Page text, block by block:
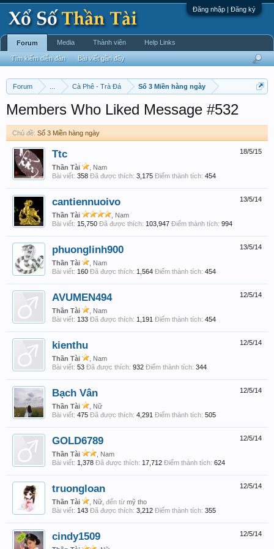
Đăng nhập | Đăng ký
Forum Cà Phê - Trà Đá Số 3 Miền hàng ngày
Members Who Liked Message #532
Chủ đề: Số 3 Miền hàng ngày
18/5/15
Ttc
Thần Tài
, Nam
Bài viết: 358 Đã được thích: 3,175 Điểm thành tích: 454
13/5/14
cantiennuoivo
Thần Tài
, Nam
Bài viết: 15,750 Đã được thích: 103,947 Điểm thành tích: 994
13/5/14
phuonglinh900
Thần Tài
, Nam
Bài viết: 160 Đã được thích: 1,564 Điểm thành tích: 454
12/5/14
AVUMEN494
Thần Tài
, Nam
Bài viết: 133 Đã được thích: 1,191 Điểm thành tích: 454
12/5/14
kienthu
Thần Tài
, Nam
Bài viết: 53 Đã được thích: 932 Điểm thành tích: 344
12/5/14
Bạch Vân
Thần Tài
, Nữ
Bài viết: 475 Đã được thích: 4,291 Điểm thành tích: 505
12/5/14
GOLD6789
Thần Tài
, Nam
Bài viết: 1,378 Đã được thích: 17,712 Điểm thành tích: 624
12/5/14
truongloan
Thần Tài , Nữ, đến từ mỹ tho
Bài viết: 143 Đã được thích: 3,212 Điểm thành tích: 355
12/5/14
cindy1509
Forum
Tìm kiếm diễn đàn Bài viết gần đây
Media Thành viên Help Links